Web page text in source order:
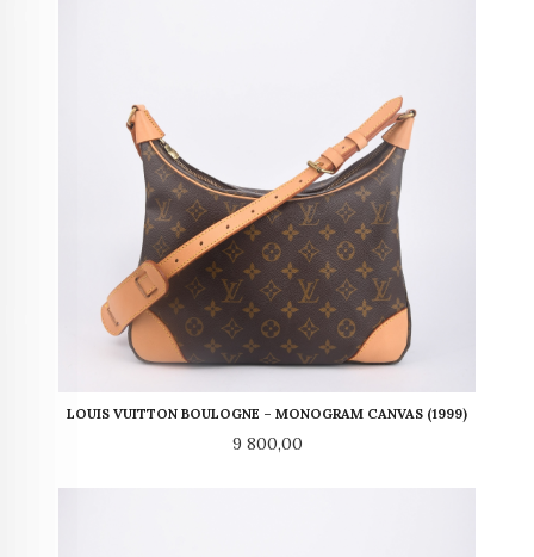
LOUIS VUITTON BOULOGNE – MONOGRAM CANVAS (1999)
Pris
9 800,00